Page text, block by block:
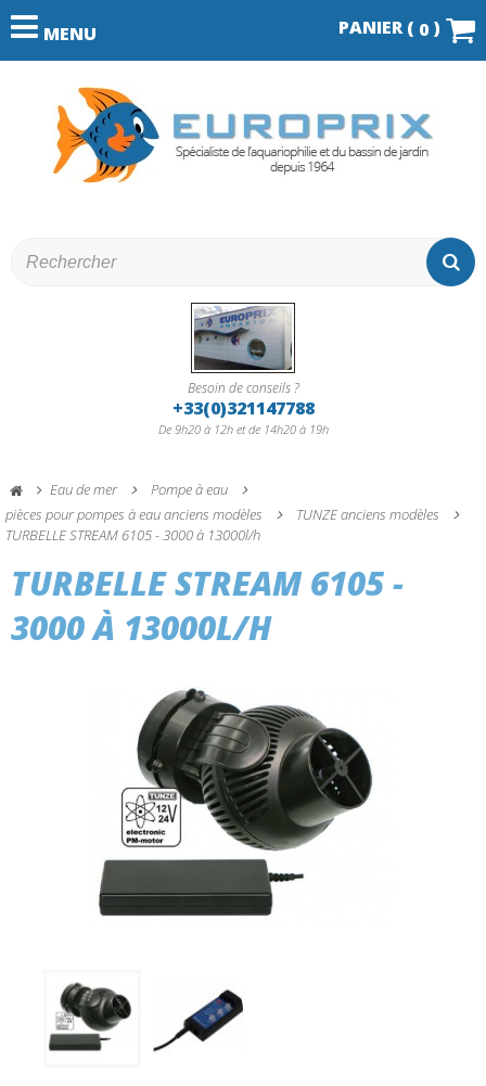
MENU PANIER ( 0 )
Besoin de conseils ?
+33(0)321147788
De 9h20 à 12h et de 14h20 à 19h
Eau de mer
Pompe à eau
pièces pour pompes à eau anciens modèles
TUNZE anciens modèles
TURBELLE STREAM 6105 - 3000 à 13000l/h
TURBELLE STREAM 6105 -
3000 À 13000L/H